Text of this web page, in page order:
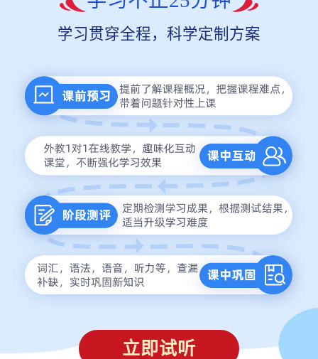
学习贯穿全程，科学定制方案
立即试听